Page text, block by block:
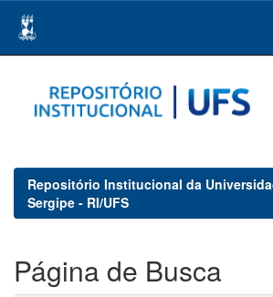
navigation
Repositório Institucional da
Sergipe - RI/UFS
Página de Busca